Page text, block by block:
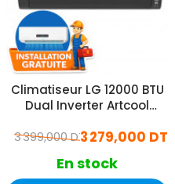
Climatiseur LG 12000 BTU
Dual Inverter Artcool
3 279,000 DT
3 399,000 DT
En stock